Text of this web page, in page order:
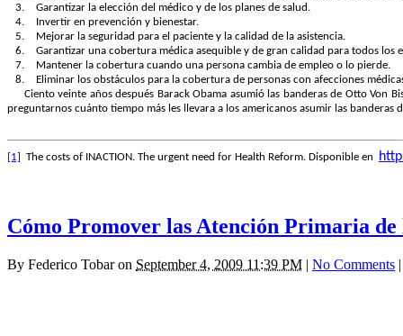
3.
Garantizar la elección del médico y de los planes de salud.
4.
Invertir en prevención y bienestar.
5.
Mejorar la seguridad para el paciente y la calidad de la asistencia.
6.
Garantizar una cobertura médica asequible y de gran calidad para todos los
7.
Mantener la cobertura cuando una persona cambia de empleo o lo pierde.
8.
Eliminar los obstáculos para la cobertura de personas con afecciones
Ciento veinte años después Barack Obama asumió las banderas de Otto Von
preguntarnos cuánto tiempo más les llevara a los americanos asumir las banderas
[1] The costs of INACTION. The urgent need for Health Reform. Disponible en
Cómo Promover las Atención Primaria de
By Federico Tobaron September 4, 2009 11:39 PM | No Comments |